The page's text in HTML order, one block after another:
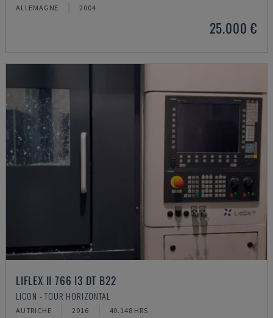
ALLEMAGNE 2004
25.000 €
LIFLEX II 766 I3 DT B22
LICON - TOUR HORIZONTAL
AUTRICHE 2016 40.148 HRS